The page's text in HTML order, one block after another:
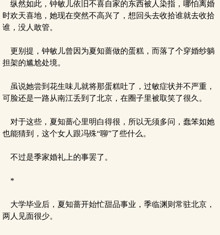
纵然如此，钟敏儿依旧不喜自家的东西被人染指，哪怕离婚
时欢天喜地，她现在突然不高兴了，想回头去收拾谁就去收拾
谁，没人敢管。
更别提，钟敏儿曾因为夏知蔷做的蛋糕，而落了个穿婚纱躺
担架的尴尬处境。
虽说她尝到花生味儿就将那蛋糕吐了，过敏症状并不严重，
可脸还是一路从南江丢到了北京，在圈子里被取笑了很久。
对于这些，夏知蔷心里明白得很，所以无须多问，蠢笨如她
也能猜到，这个女人跟冯殊“聊”了些什么。
不过是季家婚礼上的事罢了。
*
大学毕业后，夏知蔷开始忙甜品事业，季临渊则常驻北京，
两人见面很少。